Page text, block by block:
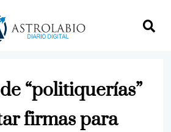
“politiquerías”
firmas para